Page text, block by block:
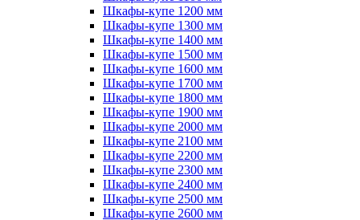
Шкафы-купе 1200 мм
Шкафы-купе 1300 мм
Шкафы-купе 1400 мм
Шкафы-купе 1500 мм
Шкафы-купе 1600 мм
Шкафы-купе 1700 мм
Шкафы-купе 1800 мм
Шкафы-купе 1900 мм
Шкафы-купе 2000 мм
Шкафы-купе 2100 мм
Шкафы-купе 2200 мм
Шкафы-купе 2300 мм
Шкафы-купе 2400 мм
Шкафы-купе 2500 мм
Шкафы-купе 2600 мм